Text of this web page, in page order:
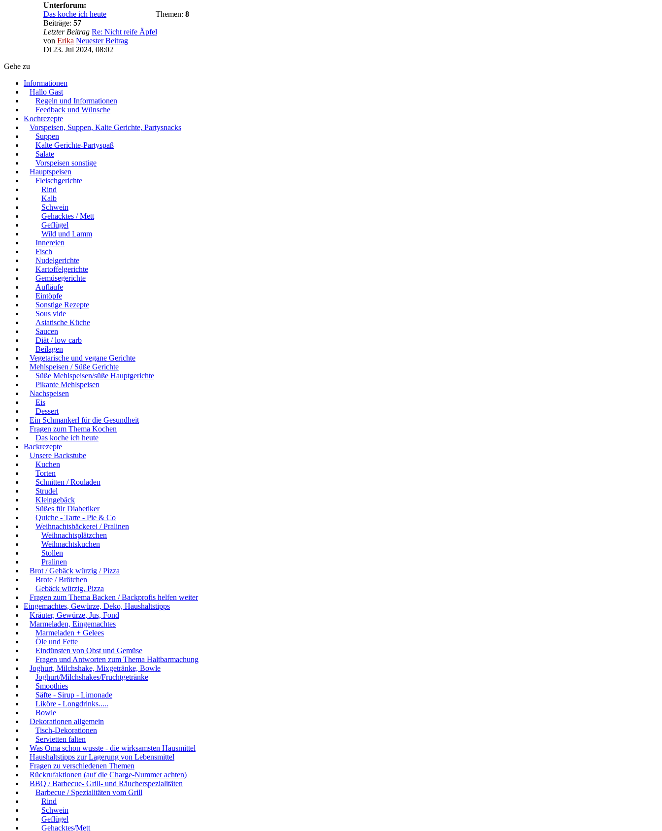
Unterforum:
Das koche ich heute
Themen: 8
Beiträge: 57
Letzter Beitrag Re: Nicht reife Äpfel
von Erika Neuester Beitrag
Di 23. Jul 2024, 08:02
Gehe zu
Informationen
Hallo Gast
Regeln und Informationen
Feedback und Wünsche
Kochrezepte
Vorspeisen, Suppen, Kalte Gerichte, Partysnacks
Suppen
Kalte Gerichte-Partyspaß
Salate
Vorspeisen sonstige
Hauptspeisen
Fleischgerichte
Rind
Kalb
Schwein
Gehacktes / Mett
Geflügel
Wild und Lamm
Innereien
Fisch
Nudelgerichte
Kartoffelgerichte
Gemüsegerichte
Aufläufe
Eintöpfe
Sonstige Rezepte
Sous vide
Asiatische Küche
Saucen
Diät / low carb
Beilagen
Vegetarische und vegane Gerichte
Mehlspeisen / Süße Gerichte
Süße Mehlspeisen/süße Hauptgerichte
Pikante Mehlspeisen
Nachspeisen
Eis
Dessert
Ein Schmankerl für die Gesundheit
Fragen zum Thema Kochen
Das koche ich heute
Backrezepte
Unsere Backstube
Kuchen
Torten
Schnitten / Rouladen
Strudel
Kleingebäck
Süßes für Diabetiker
Quiche - Tarte - Pie & Co
Weihnachtsbäckerei / Pralinen
Weihnachtsplätzchen
Weihnachtskuchen
Stollen
Pralinen
Brot / Gebäck würzig / Pizza
Brote / Brötchen
Gebäck würzig, Pizza
Fragen zum Thema Backen / Backprofis helfen weiter
Eingemachtes, Gewürze, Deko, Haushaltstipps
Kräuter, Gewürze, Jus, Fond
Marmeladen, Eingemachtes
Marmeladen + Gelees
Öle und Fette
Eindünsten von Obst und Gemüse
Fragen und Antworten zum Thema Haltbarmachung
Joghurt, Milchshake, Mixgetränke, Bowle
Joghurt/Milchshakes/Fruchtgetränke
Smoothies
Säfte - Sirup - Limonade
Liköre - Longdrinks.....
Bowle
Dekorationen allgemein
Tisch-Dekorationen
Servietten falten
Was Oma schon wusste - die wirksamsten Hausmittel
Haushaltstipps zur Lagerung von Lebensmittel
Fragen zu verschiedenen Themen
Rückrufaktionen (auf die Charge-Nummer achten)
BBQ / Barbecue- Grill- und Räucherspezialitäten
Barbecue / Spezialitäten vom Grill
Rind
Schwein
Geflügel
Gehacktes/Mett